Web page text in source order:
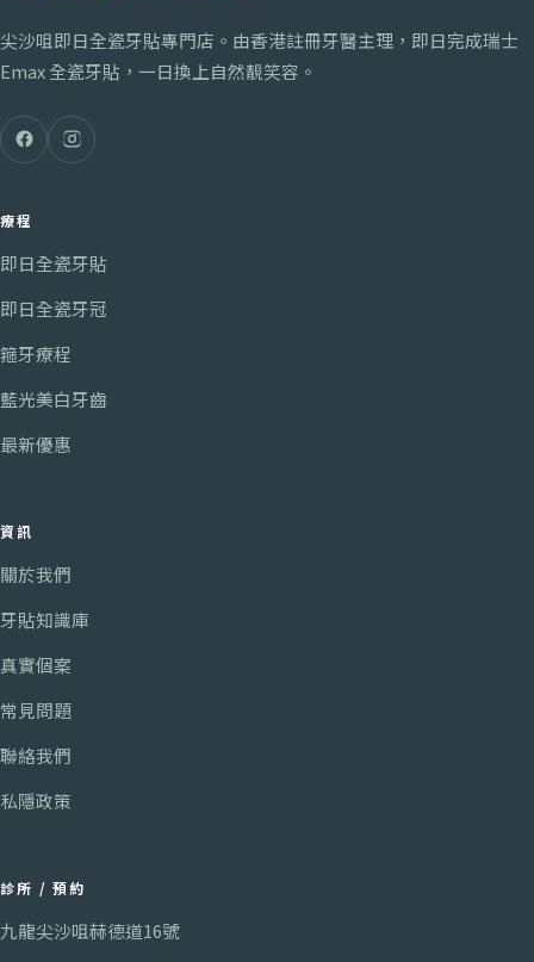
尖沙咀即日全瓷牙貼專門店。由香港註冊牙醫主理，即日完成瑞士
Emax 全瓷牙貼，一日換上自然靚笑容。
療程
即日全瓷牙貼
即日全瓷牙冠
箍牙療程
藍光美白牙齒
最新優惠
資訊
關於我們
牙貼知識庫
真實個案
常見問題
聯絡我們
私隱政策
診所 / 預約
九龍尖沙咀赫德道16號